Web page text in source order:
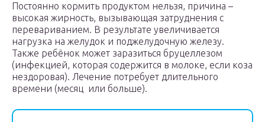
Постоянно кормить продуктом нельзя, причина –
высокая жирность, вызывающая затруднения с
перевариванием. В результате увеличивается
нагрузка на желудок и поджелудочную железу.
Также ребёнок может заразиться бруцеллезом
(инфекцией, которая содержится в молоке, если коза
нездоровая). Лечение потребует длительного
времени (месяц или больше).